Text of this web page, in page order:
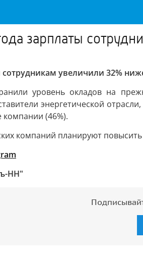
зарплаты
увеличили 32%
уровень окладов на
энергетической
(46%).
компаний планируют
НН"